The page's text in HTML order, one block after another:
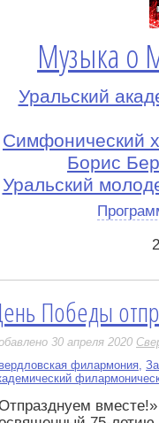
Музыка о
Уральский
Симфонический
Борис
Уральский
Победы
30 апреля 2020
филармония,